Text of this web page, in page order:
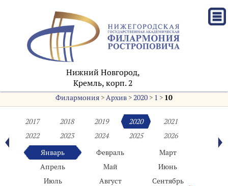
Нижний Новгород,
Кремль, корп. 2
Филармония>Архив>2020> 1 > 10
2017 2018 2019 2020
2021
2022
2023 2024 2025
2026
Январь
Февраль
Март
Апрель
Май
Июнь
Июль
Август
Сентябрь